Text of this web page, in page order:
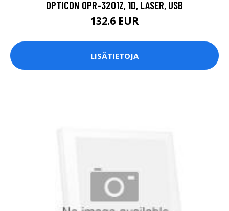
OPTICON OPR-3201Z, 1D, LASER, USB
132.6 EUR
LISÄTIETOJA